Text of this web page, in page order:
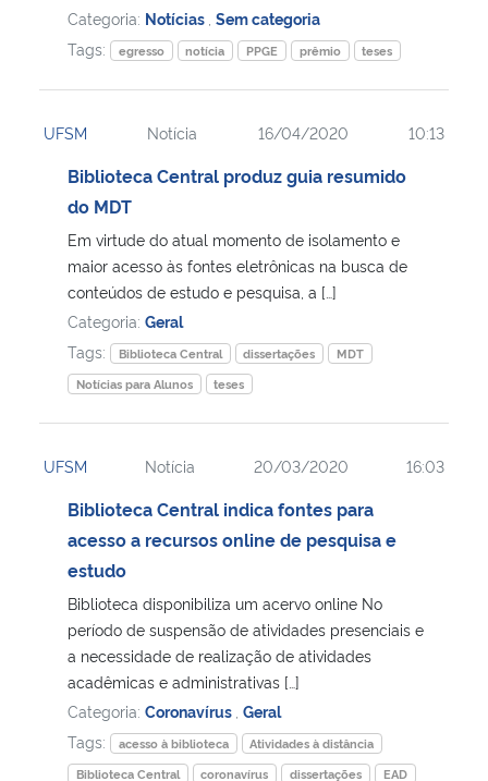
Categoria: Notícias Sem categoria
Tags:
egresso notícia PPGE prêmio teses
UFSM Notícia 16/04/2020 10:13
Biblioteca Central produz guia resumido
do MDT
Em virtude do atual momento de isolamento e
maior acesso às fontes eletrônicas na busca de
conteúdos de estudo e pesquisa, a […]
Categoria: Geral
Tags:
Biblioteca Central dissertações
MDT
Notícias para Alunos
teses
UFSM Notícia 20/03/2020 16:03
Biblioteca Central indica fontes para
acesso a recursos online de pesquisa e
estudo
Biblioteca disponibiliza um acervo online No
período de suspensão de atividades presenciais e
a necessidade de realização de atividades
acadêmicas e administrativas […]
Categoria: Coronavírus Geral
Tags:
acesso à biblioteca
Atividades à distância
Biblioteca Central
coronavírus dissertações EAD